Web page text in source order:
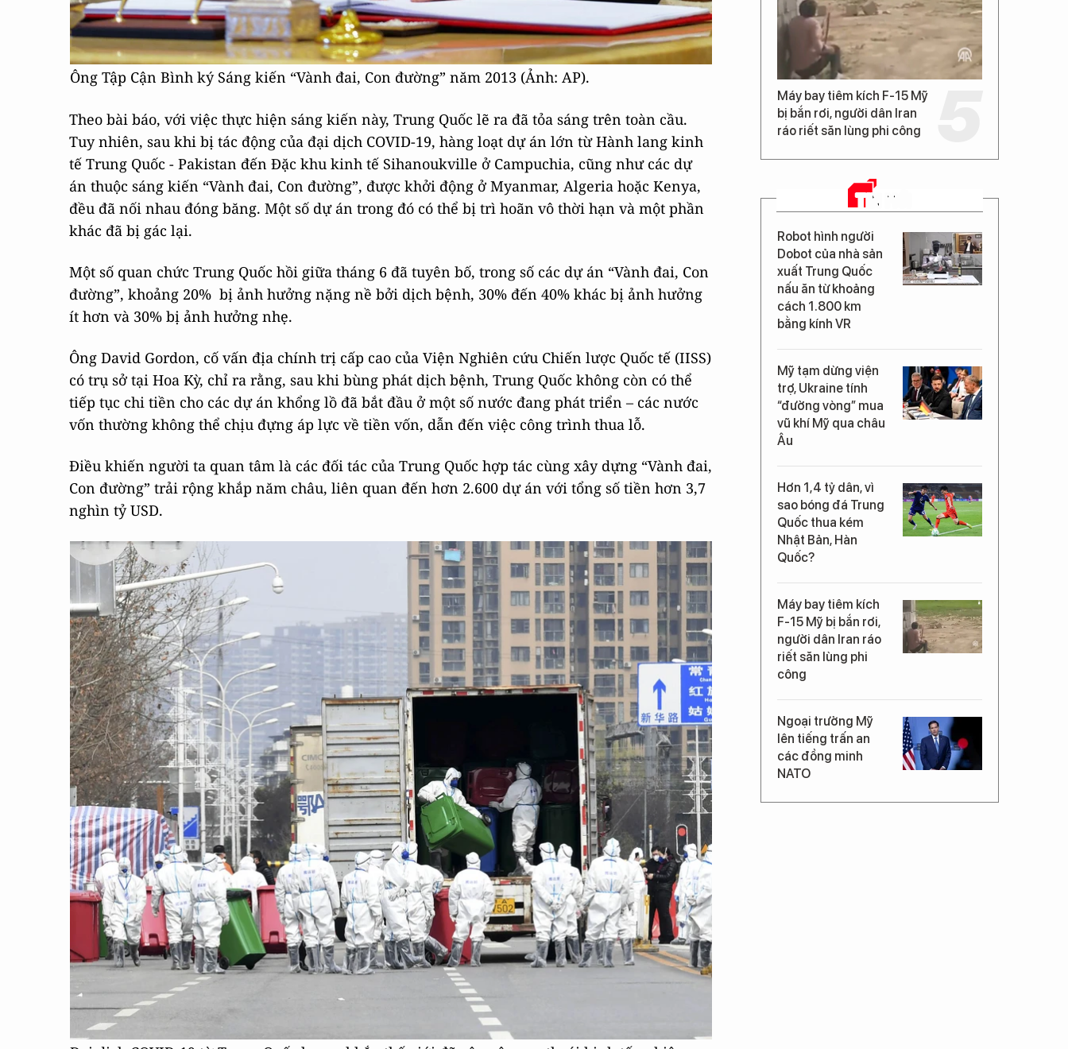
Ông Tập Cận Bình ký Sáng kiến “Vành đai, Con đường” năm 2013 (Ảnh: AP).
Theo bài báo, với việc thực hiện sáng kiến này, Trung Quốc lẽ ra đã tỏa sáng trên toàn cầu.
Tuy nhiên, sau khi bị tác động của đại dịch COVID-19, hàng loạt dự án lớn từ Hành lang kinh
tế Trung Quốc - Pakistan đến Đặc khu kinh tế Sihanoukville ở Campuchia, cũng như các dự
án thuộc sáng kiến “Vành đai, Con đường”, được khởi động ở Myanmar, Algeria hoặc Kenya,
đều đã nối nhau đóng băng. Một số dự án trong đó có thể bị trì hoãn vô thời hạn và một phần
khác đã bị gác lại.
Một số quan chức Trung Quốc hồi giữa tháng 6 đã tuyên bố, trong số các dự án “Vành đai, Con
đường”, khoảng 20% bị ảnh hưởng nặng nề bởi dịch bệnh, 30% đến 40% khác bị ảnh hưởng
ít hơn và 30% bị ảnh hưởng nhẹ.
Ông David Gordon, cố vấn địa chính trị cấp cao của Viện Nghiên cứu Chiến lược Quốc tế (IISS)
có trụ sở tại Hoa Kỳ, chỉ ra rằng, sau khi bùng phát dịch bệnh, Trung Quốc không còn có thể
tiếp tục chi tiền cho các dự án khổng lồ đã bắt đầu ở một số nước đang phát triển – các nước
vốn thường không thể chịu đựng áp lực về tiền vốn, dẫn đến việc công trình thua lỗ.
Điều khiến người ta quan tâm là các đối tác của Trung Quốc hợp tác cùng xây dựng “Vành đai,
Con đường” trải rộng khắp năm châu, liên quan đến hơn 2.600 dự án với tổng số tiền hơn 3,7
nghìn tỷ USD.
Máy bay tiêm kích F-15 Mỹ
bị bắn rơi, người dân Iran
ráo riết săn lùng phi công
TIN MỚI
Robot hình người
Dobot của nhà sản
xuất Trung Quốc
nấu ăn từ khoảng
cách 1.800 km
bằng kính VR
Mỹ tạm dừng viện
trợ, Ukraine tính
“đường vòng” mua
vũ khí Mỹ qua châu
Âu
Hơn 1,4 tỷ dân, vì
sao bóng đá Trung
Quốc thua kém
Nhật Bản, Hàn
Quốc?
Máy bay tiêm kích
F-15 Mỹ bị bắn rơi,
người dân Iran ráo
riết săn lùng phi
công
Ngoại trưởng Mỹ
lên tiếng trấn an
các đồng minh
NATO